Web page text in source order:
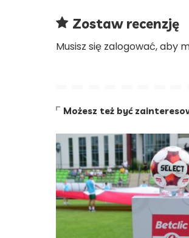
Zostaw recenzję
Musisz się zalogować, aby
Możesz też być